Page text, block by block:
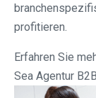
profitieren.
Erfahren Sie
Sea Agentur